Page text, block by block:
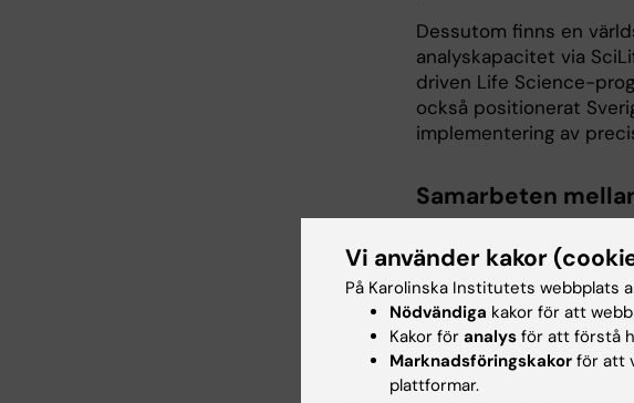
Dessutom finns en
analyskapacitet via
driven Life Science-
också positionerat
implementering av
Samarbeten
att dra nytta av dessa
mer djupgående
forskning och hälso-
Ett avgörande steg är
stor populationsbaserad
Vi använder kakor
På Karolinska Institutets webbplats
Nödvändiga kakor för att
Kakor för analys för att förstå
Marknadsföringskakor för att
plattformar.